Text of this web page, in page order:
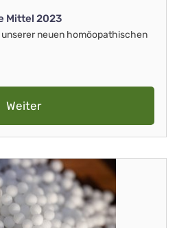
Mittel 2023
unserer neuen homöopathischen
Weiter